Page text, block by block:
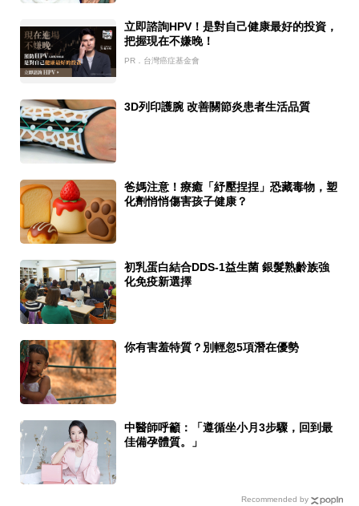
立即諮詢HPV！是對自己健康最好的投資，
把握現在不嫌晚！
PR．台灣癌症基金會
3D列印護腕 改善關節炎患者生活品質
爸媽注意！療癒「紓壓捏捏」恐藏毒物，塑
化劑悄悄傷害孩子健康？
初乳蛋白結合DDS-1益生菌 銀髮熟齡族強
化免疫新選擇
你有害羞特質？別輕忽5項潛在優勢
中醫師呼籲：「遵循坐小月3步驟，回到最
佳備孕體質。」
Recommended by